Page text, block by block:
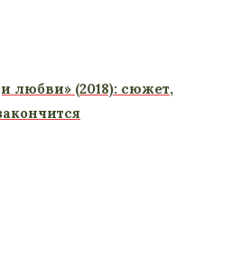
любви» (2018): сюжет,